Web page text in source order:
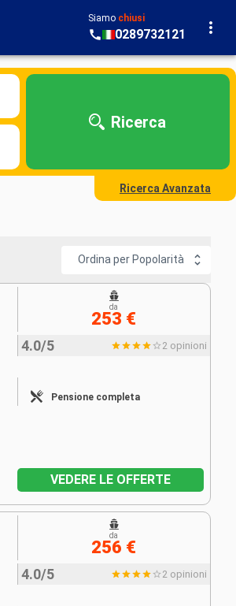
Siamo chiusi
0289732121
Ricerca
Ricerca Avanzata
Ordina per Popolarità
4.0/5 2 opinioni
Pensione completa
da
253 €
VEDERE LE OFFERTE
4.0/5 2 opinioni
da
256 €